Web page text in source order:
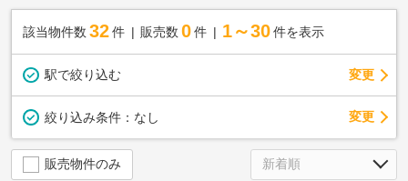
該当物件数 32件 販売数 0 件 1～30 件を表示
駅で絞り込む 変更
絞り込み条件： なし 変更
販売物件のみ